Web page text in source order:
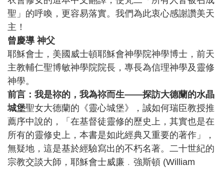
聖」的呼喚，更容易落實。我們為此衷心感謝讚美天
主！
曾慶導 神父
耶穌會士，美國威士頓耶穌會神學院神學博士，前天
主教輔仁聖博敏神學院院長，專長為信理神學及靈修
神學。
前言：我是祢的，我為祢而生——探訪大德蘭的水晶
城堡聖女大德蘭的《靈心城堡》，誠如何瑞臣教授推
薦序中說的，「在基督徒靈修的歷史上，其實也是在
所有的靈修史上，本書是如此經典又重要的著作」，
無疑地，這是基於經驗寫出的不朽名著。二十世紀的
宗教交談大師，耶穌會士威廉﹒強斯頓 (William